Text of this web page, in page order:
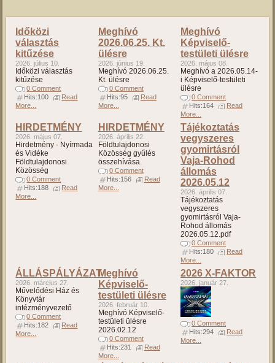
Időközi
választás
kitűzése
2026. július 10.
Időközi választás
kitűzése
0 Comment
Hits:100
Read
More...
Meghívó
2026.06.25. Kt.
ülésre
2026. június 19.
Meghívó 2026.06.25.
Kt. ülésre
0 Comment
Hits:95
Read
More...
Meghívó
Képviselő-
testületi ülésre
2026. május 08.
Meghívó a 2026.05.14-
i Képviselő-testületi
ülésre
0 Comment
Hits:164
Read
More...
HIRDETMÉNY
2026. május 07.
Hirdetmény - Nyírmada
és Vidéke
Földtulajdonosi
Közösség
0 Comment
Hits:188
Read
More...
HIRDETMÉNY
2026. április 22.
Földtulajdonosi
Közösség gyűlés
összehívása.
0 Comment
Hits:156
Read
More...
Tájékoztatás
vegyszeres
gyomirtásról
Vaja-Rohod
állomás
2026.05.12
2026. április 07.
Tájékoztatás
vegyszeres
gyomirtásról Vaja-
Rohod állomás
2026.05.12.pdf
0 Comment
Hits:180
Read
More...
ÁLLÁSPÁLYÁZAT
2026. március 27.
Művelődési Ház és
Könyvtár
intézményvezető
0 Comment
Hits:182
Read
More...
Meghívó
Képviselő-
testületi ülésre
2026. február 10.
Meghívó Képviselő-
testületi ülésre
2026.02.12
0 Comment
Hits:231
Read
More...
2026 X-FAKTOR
2026. január 27.
0 Comment
Hits:294
Read
More...